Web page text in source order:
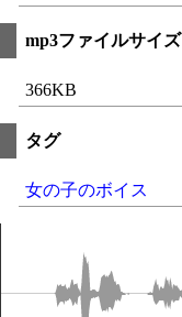
mp3ファイルサイズ
366KB
タグ
女の子のボイス